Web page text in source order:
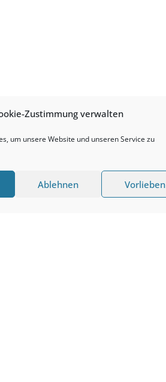
Zustimmung verwalten
um unsere Website und unseren Service zu
Ablehnen Vorlieben